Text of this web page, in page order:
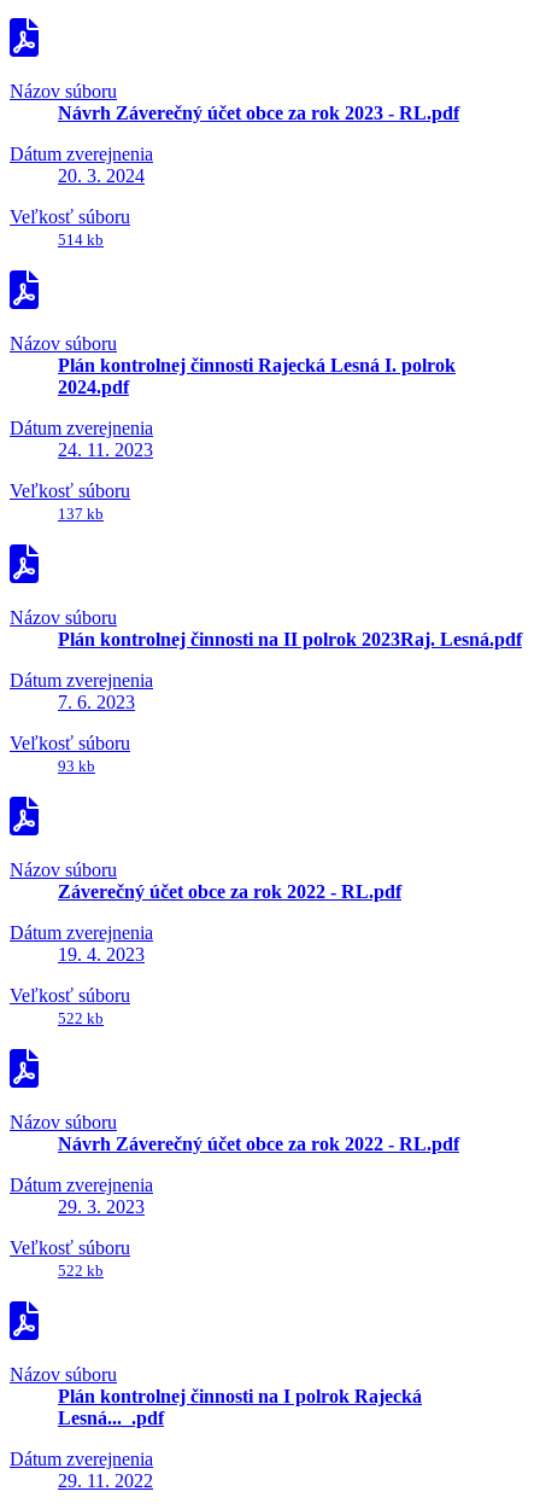
Názov súboru
Návrh Záverečný účet obce za rok 2023 - RL.pdf
Dátum zverejnenia
20. 3. 2024
Veľkosť súboru
514 kb
Názov súboru
Plán kontrolnej činnosti Rajecká Lesná I. polrok
2024.pdf
Dátum zverejnenia
24. 11. 2023
Veľkosť súboru
137 kb
Názov súboru
Plán kontrolnej činnosti na II polrok 2023Raj. Lesná.pdf
Dátum zverejnenia
7. 6. 2023
Veľkosť súboru
93 kb
Názov súboru
Záverečný účet obce za rok 2022 - RL.pdf
Dátum zverejnenia
19. 4. 2023
Veľkosť súboru
522 kb
Názov súboru
Návrh Záverečný účet obce za rok 2022 - RL.pdf
Dátum zverejnenia
29. 3. 2023
Veľkosť súboru
522 kb
Názov súboru
Plán kontrolnej činnosti na I polrok Rajecká
Lesná..._.pdf
Dátum zverejnenia
29. 11. 2022